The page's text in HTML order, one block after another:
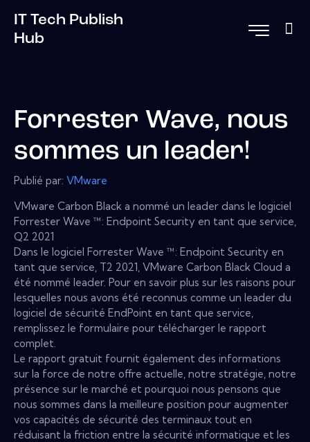
IT Tech Publish
Hub
Forrester Wave, nous
sommes un leader!
Publié par: VMware
VMware Carbon Black a nommé un leader dans le logiciel
Forrester Wave ™: Endpoint Security en tant que service,
Q2 2021
Dans le logiciel Forrester Wave ™: Endpoint Security en
tant que service, T2 2021, VMware Carbon Black Cloud a
été nommé leader. Pour en savoir plus sur les raisons pour
lesquelles nous avons été reconnus comme un leader du
logiciel de sécurité EndPoint en tant que service,
remplissez le formulaire pour télécharger le rapport
complet.
Le rapport gratuit fournit également des informations
sur la force de notre offre actuelle, notre stratégie, notre
présence sur le marché et pourquoi nous pensons que
nous sommes dans la meilleure position pour augmenter
vos capacités de sécurité des terminaux tout en
réduisant la friction entre la sécurité informatique et les